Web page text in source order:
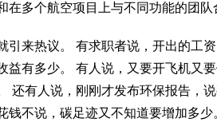
在多个航空项目上与不同功能的团队
引来热议。 有求职者说，开出的工
益有多少。 有人说，又要开飞机又
还有人说，刚刚才发布环保报告，
钱不说，碳足迹又不知道要增加多